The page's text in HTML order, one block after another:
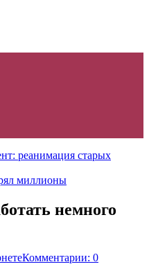
реанимация старых
миллионы
немного
Комментарии: 0